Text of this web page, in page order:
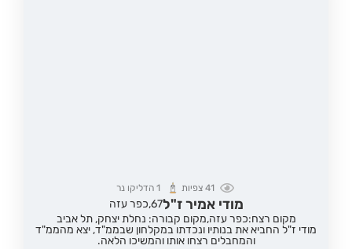
41צפיות 1 הדליקו נר
מודי אמיר ז"ל67, כפר עזה
מקום רצח:כפר עזה,מקום קבורה: נחלת יצחק, תל אביב
מודי ז"ל החביא את בנותיו ונכדתו במקלחון שבממ"ד, יצא מהממ"ד
והמחבלים רצחו אותו והמשיכו הלאה.